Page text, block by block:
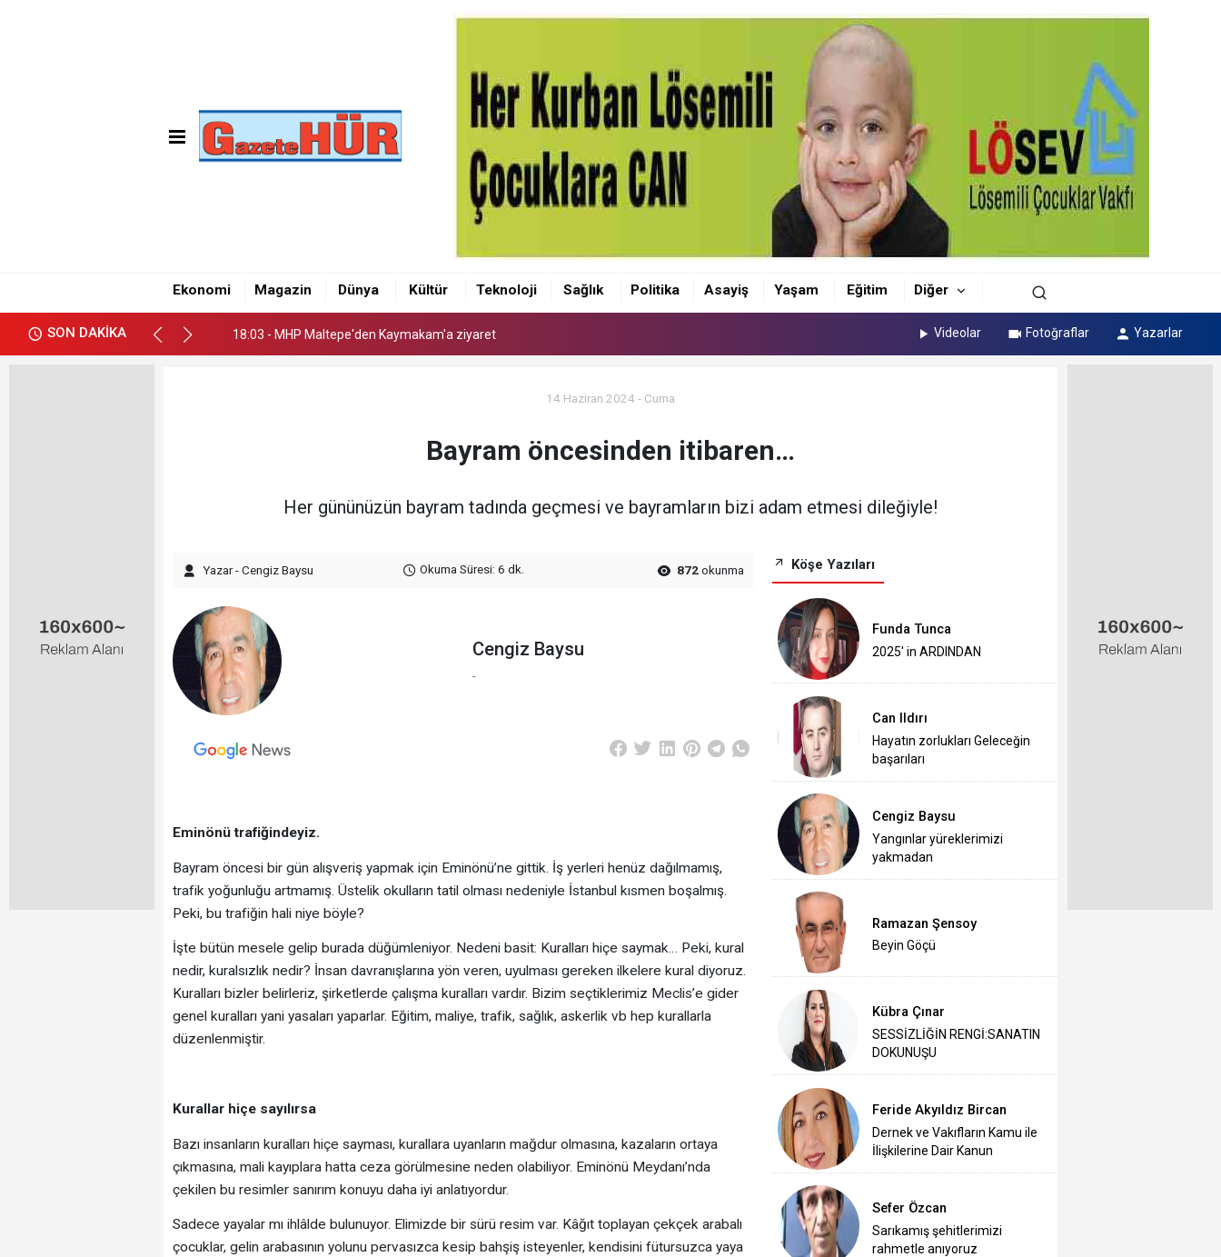
Ekonomi Magazin Dünya Kültür Teknoloji Sağlık Politika Asayiş Yaşam Eğitim Diğer
SON DAKİKA
18:03 - MHP Maltepe'den Kaymakam'a ziyaret
18:09 - Emre Gün'den Maltepe Kaymakamı Akçay'a ziyaret
18:05 - CHP Maltepe İlçe Başkanı Olcay Yılmaz oldu
18:03 - MHP Maltepe'den Kaymakam'a ziyaret Videolar Fotoğraflar Yazarlar
14 Haziran 2024 - Cuma
Bayram öncesinden itibaren…
Her gününüzün bayram tadında geçmesi ve bayramların bizi adam etmesi dileğiyle!
Yazar - Cengiz Baysu Okuma Süresi: 6 dk. 872 okunma
Cengiz Baysu
-
Eminönü trafiğindeyiz.
Bayram öncesi bir gün alışveriş yapmak için Eminönü’ne gittik. İş yerleri henüz dağılmamış,
trafik yoğunluğu artmamış. Üstelik okulların tatil olması nedeniyle İstanbul kısmen boşalmış.
Peki, bu trafiğin hali niye böyle?
İşte bütün mesele gelip burada düğümleniyor. Nedeni basit: Kuralları hiçe saymak… Peki, kural
nedir, kuralsızlık nedir? İnsan davranışlarına yön veren, uyulması gereken ilkelere kural diyoruz.
Kuralları bizler belirleriz, şirketlerde çalışma kuralları vardır. Bizim seçtiklerimiz Meclis’e gider
genel kuralları yani yasaları yaparlar. Eğitim, maliye, trafik, sağlık, askerlik vb hep kurallarla
düzenlenmiştir.
Kurallar hiçe sayılırsa
Bazı insanların kuralları hiçe sayması, kurallara uyanların mağdur olmasına, kazaların ortaya
çıkmasına, mali kayıplara hatta ceza görülmesine neden olabiliyor. Eminönü Meydanı’nda
çekilen bu resimler sanırım konuyu daha iyi anlatıyordur.
Sadece yayalar mı ihlâlde bulunuyor. Elimizde bir sürü resim var. Kâğıt toplayan çekçek arabalı
çocuklar, gelin arabasının yolunu pervasızca kesip bahşiş isteyenler, kendisini fütursuzca yaya
Köşe Yazıları
Funda Tunca
2025' in ARDINDAN
Can Ildırı
Hayatın zorlukları Geleceğin
başarıları
Cengiz Baysu
Yangınlar yüreklerimizi
yakmadan
Ramazan Şensoy
Beyin Göçü
Kübra Çınar
SESSİZLİĞİN RENGİ:SANATIN
DOKUNUŞU
Feride Akyıldız Bircan
Dernek ve Vakıfların Kamu ile
İlişkilerine Dair Kanun
Sefer Özcan
Sarıkamış şehitlerimizi
rahmetle anıyoruz